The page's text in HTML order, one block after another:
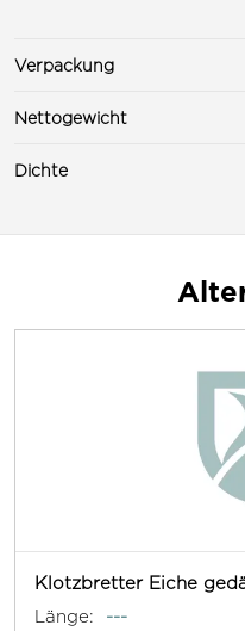
Verpackung
Nettogewicht
Dichte
Klotzbretter Eiche
Länge:
---